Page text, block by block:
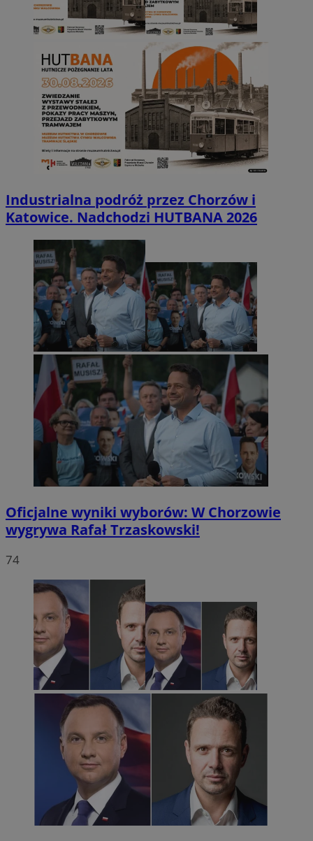
Industrialna podróż przez Chorzów i
Katowice. Nadchodzi HUTBANA 2026
Oficjalne wyniki wyborów: W Chorzowie
wygrywa Rafał Trzaskowski!
74